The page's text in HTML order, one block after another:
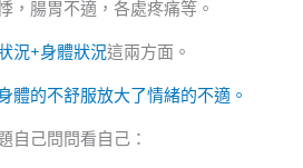
，腸胃不適，各處疼痛等。
況+身體狀況這兩方面。
體的不舒服放大了情緒的不適。
自己問問看自己：